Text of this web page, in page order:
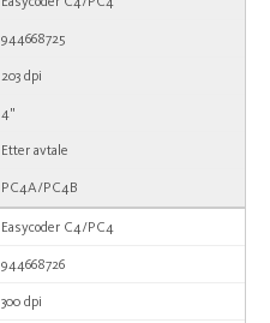
944668725
203 dpi
4"
Etter avtale
PC4A/PC4B
Easycoder C4/PC4
944668726
300 dpi